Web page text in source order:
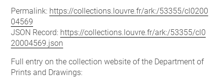
Permalink: https://collections.louvre.fr/ark:/53355/cl0200
04569
JSON Record: https://collections.louvre.fr/ark:/53355/cl0
20004569.json
Full entry on the collection website of the Department of
Prints and Drawings: